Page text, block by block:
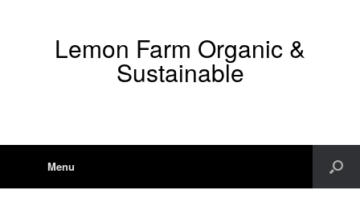
Lemon Farm Organic &
Sustainable
Menu